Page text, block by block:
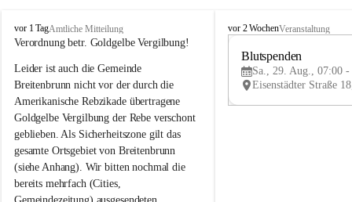
B
r
i
t
e
n
b
r
u
n
n
a
vor 1 TagAmtliche Mitteilung
Verordnung betr. Goldgelbe Vergilbung!
Leider ist auch die Gemeinde
Breitenbrunn nicht vor der durch die
Amerikanische Rebzikade übertragene
Goldgelbe Vergilbung der Rebe verschont
geblieben. Als Sicherheitszone gilt das
gesamte Ortsgebiet von Breitenbrunn
(siehe Anhang). Wir bitten nochmal die
bereits mehrfach (Cities,
B
e
vor 2 WochenVeranstaltung
Blutspenden
Sa., 29. Aug., 07:00 -